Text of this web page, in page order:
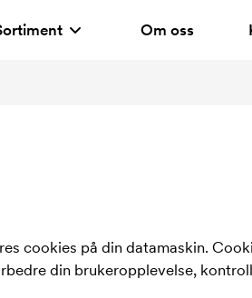
Om oss
cookies på din datamaskin.
din brukeropplevelse,